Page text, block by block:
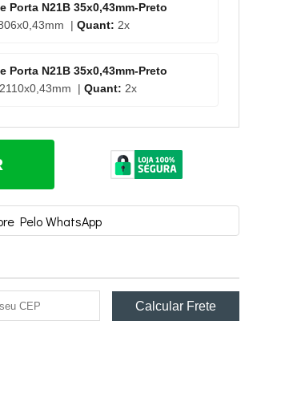
Porta N21B 35x0,43mm-Preto
|Quant: 2x
Porta N21B 35x0,43mm-Preto
|Quant: 2x
Pelo WhatsApp